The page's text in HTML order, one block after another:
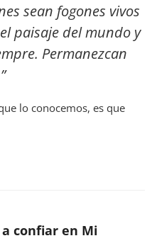
sean fogones vivos
paisaje del mundo y
Permanezcan
lo conocemos, es que
confiar en Mi